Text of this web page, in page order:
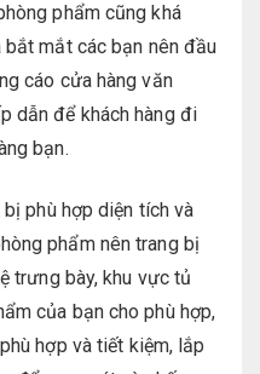
phẩm cũng khá
mắt các bạn nên đầu
cáo cửa hàng văn
dẫn để khách hàng đi
bạn.
phù hợp diện tích và
phẩm nên trang bị
trưng bày, khu vực tủ
của bạn cho phù hợp,
hợp và tiết kiệm, lắp